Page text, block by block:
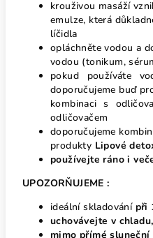
krouživou masáží
emulze, která
líčidla
opláchněte vodou a
vodou (tonikum,
pokud používáte
doporučujeme buď
kombinaci s
odličovačem
doporučujeme
produkty Lipové
používejte ráno i
UPOZORŇUJEME :
ideální skladování při
uchovávejte v
mimo přímé